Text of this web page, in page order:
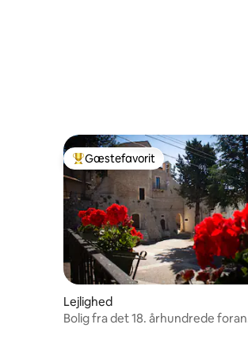
Bedste gæstefavorit
Gæstefavorit
Lejlighed
Bolig fra det 18. århundrede foran